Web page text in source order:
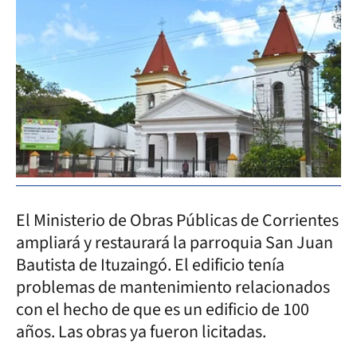
El Ministerio de Obras Públicas de Corrientes
ampliará y restaurará la parroquia San Juan
Bautista de Ituzaingó. El edificio tenía
problemas de mantenimiento relacionados
con el hecho de que es un edificio de 100
años. Las obras ya fueron licitadas.